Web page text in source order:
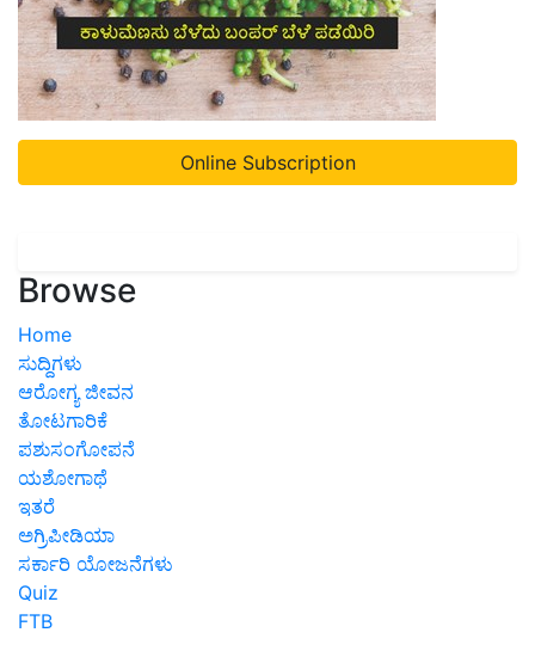
Online Subscription
Browse
Home
ಸುದ್ದಿಗಳು
ಆರೋಗ್ಯ ಜೀವನ
ತೋಟಗಾರಿಕೆ
ಪಶುಸಂಗೋಪನೆ
ಯಶೋಗಾಥೆ
ಇತರೆ
ಅಗ್ರಿಪೀಡಿಯಾ
ಸರ್ಕಾರಿ ಯೋಜನೆಗಳು
Quiz
FTB